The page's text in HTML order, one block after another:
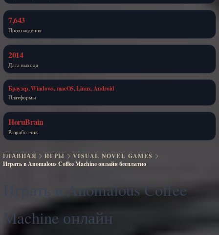
7,643
Прохождения
2014
Дата выхода
Браузер, Windows, macOS, Linux, Android
Платформы
HoruBrain
Разработчик
ГЛАВНАЯ ИГРЫ
VISUAL NOVEL GAMES
Играть в Anomalous Coffee Machine онлайн бесплатно
Играть в Anomalous Coffee
Machine онлайн